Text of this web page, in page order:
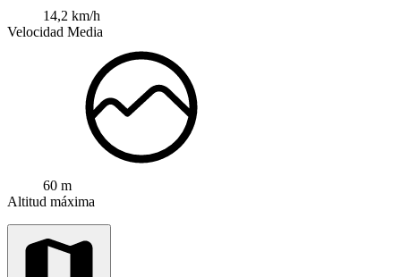
14,2 km/h
Velocidad Media
60 m
Altitud máxima